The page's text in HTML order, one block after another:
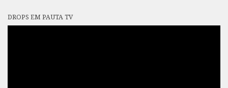
DROPS EM PAUTA TV